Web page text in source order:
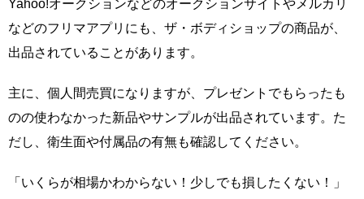
Yahoo!オークションなどのオークションサイトやメルカリ
などのフリマアプリにも、ザ・ボディショップの商品が、
出品されていることがあります。
主に、個人間売買になりますが、プレゼントでもらったも
のの使わなかった新品やサンプルが出品されています。た
だし、衛生面や付属品の有無も確認してください。
「いくらが相場かわからない！少しでも損したくない！」